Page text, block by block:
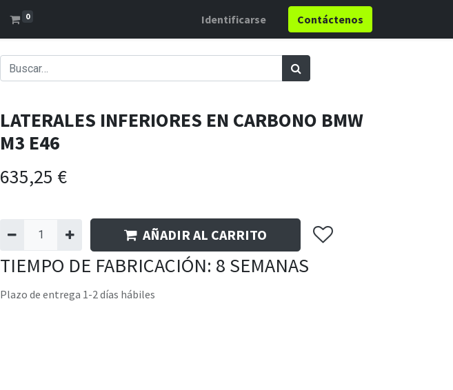
0 Identificarse Contáctenos
LATERALES INFERIORES EN CARBONO BMW
M3 E46
635,25 €
AÑADIR AL CARRITO
TIEMPO DE FABRICACIÓN: 8 SEMANAS
Plazo de entrega 1-2 días hábiles